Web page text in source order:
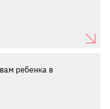
ребенка в